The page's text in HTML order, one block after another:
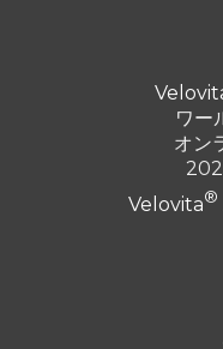
ワー
オン
Velovita
プ